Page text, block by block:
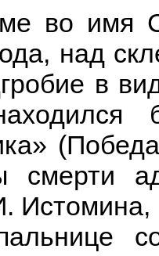
во имя
над
в
смерти